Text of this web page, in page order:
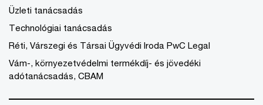
Üzleti tanácsadás
Technológiai tanácsadás
Réti, Várszegi és Társai Ügyvédi Iroda PwC Legal
Vám-, környezetvédelmi termékdíj- és jövedéki
adótanácsadás, CBAM